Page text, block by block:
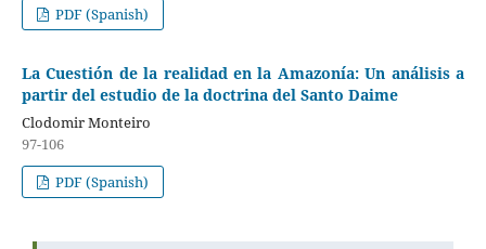
PDF (Spanish)
La Cuestión de la realidad en la Amazonía: Un análisis a
partir del estudio de la doctrina del Santo Daime
Clodomir Monteiro
97-106
PDF (Spanish)